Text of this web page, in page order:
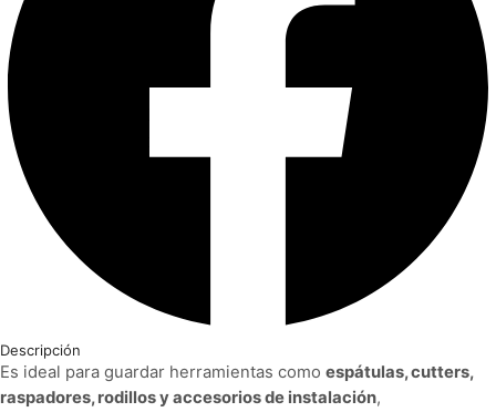
Descripción
Es ideal para guardar herramientas como espátulas, cutters,
raspadores, rodillos y accesorios de instalación,